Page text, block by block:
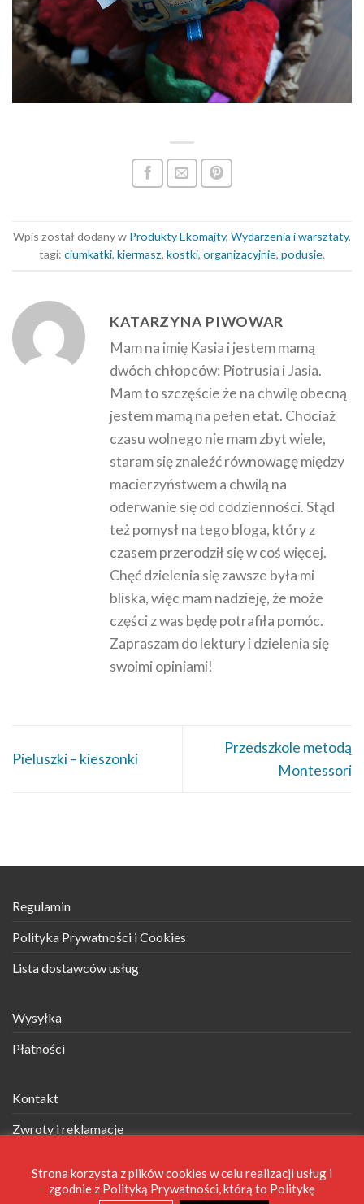
Wpis został dodany w Produkty Ekomajty, Wydarzenia i warsztaty,
tagi: ciumkatki, kiermasz, kostki, organizacyjnie, podusie.
KATARZYNA PIWOWAR
Mam na imię Kasia i jestem mamą
dwóch chłopców: Piotrusia i Jasia.
Mam to szczęście że na chwilę obecną
jestem mamą na pełen etat. Chociaż
czasu wolnego nie mam zbyt wiele,
staram się znaleźć równowagę między
macierzyństwem a chwilą na
oderwanie się od codzienności. Stąd
też pomysł na tego bloga, który z
czasem przerodził się w coś więcej.
Chęć dzielenia się zawsze była mi
bliska, więc mam nadzieję, że może
części z was będę potrafiła pomóc.
Zapraszam do lektury i dzielenia się
swoimi opiniami!
Pieluszki – kieszonki
Przedszkole metodą
Montessori
Regulamin
Polityka Prywatności i Cookies
Lista dostawców usług
Wysyłka
Płatności
Kontakt
Zwroty i reklamacje
Telefon: +48 694 707 015 |
Strona korzysta z plików cookies w celu realizacji usług i
zgodnie z Polityką Prywatności, którą to Politykę